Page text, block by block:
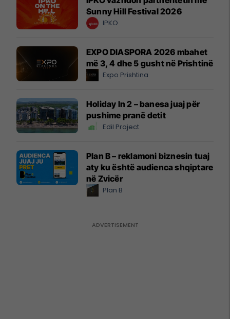
Sunny Hill Festival 2026
IPKO
EXPO DIASPORA 2026 mbahet
më 3, 4 dhe 5 gusht në Prishtinë
Expo Prishtina
Holiday In 2 – banesa juaj për
pushime pranë detit
Edil Project
Plan B – reklamoni biznesin tuaj
aty ku është audienca shqiptare
në Zvicër
Plan B